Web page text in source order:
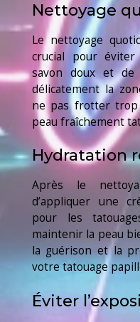
Nettoyage
Le nettoyage
crucial pour
savon doux et de
délicatement la
ne pas frotter
peau fraîchement
Hydratation
Après le
d’appliquer une
pour les
maintenir la peau
la guérison et la
votre tatouage
Éviter